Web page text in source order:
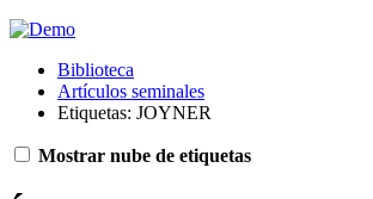
Biblioteca
Artículos seminales
Etiquetas: JOYNER
Mostrar nube de etiquetas